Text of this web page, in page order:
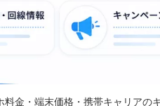
料金・端末価格・携帯キャリアの